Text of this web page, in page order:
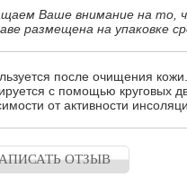
Ваше внимание на то,
размещена на упаковке
после очищения
с помощью круговых
от активности
ОТЗЫВ